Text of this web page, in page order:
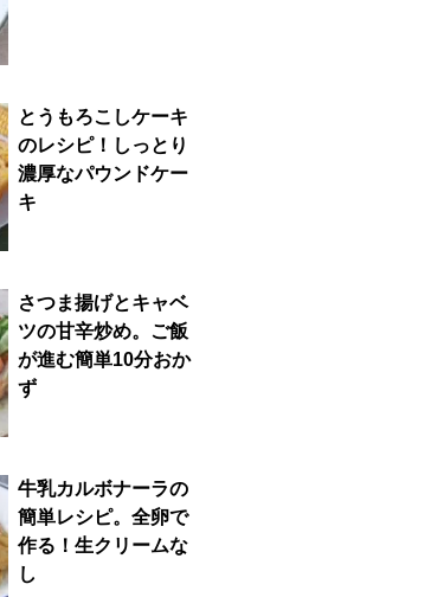
とうもろこしケーキ
のレシピ！しっとり
濃厚なパウンドケー
キ
さつま揚げとキャベ
ツの甘辛炒め。ご飯
が進む簡単10分おか
ず
牛乳カルボナーラの
簡単レシピ。全卵で
作る！生クリームな
し